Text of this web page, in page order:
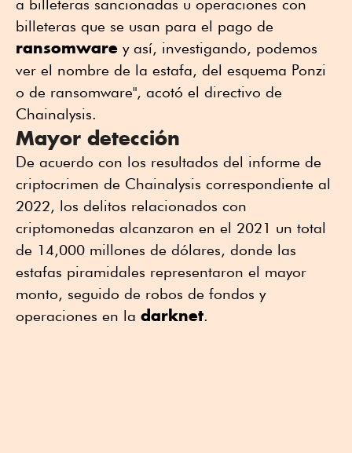
a billeteras sancionadas u operaciones con
billeteras que se usan para el pago de
ransomware y así, investigando, podemos
ver el nombre de la estafa, del esquema Ponzi
o de ransomware", acotó el directivo de
Chainalysis.
Mayor detección
De acuerdo con los resultados del informe de
criptocrimen de Chainalysis correspondiente al
2022, los delitos relacionados con
criptomonedas alcanzaron en el 2021 un total
de 14,000 millones de dólares, donde las
estafas piramidales representaron el mayor
monto, seguido de robos de fondos y
operaciones en la darknet.